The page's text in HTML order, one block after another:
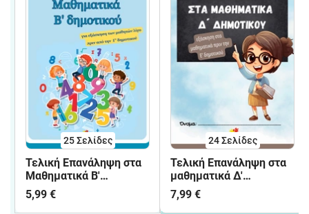
25Σελίδες
Τελική Επανάληψη στα
Μαθηματικά Β'
δημοτικού
5,99 €
24Σελίδες
Τελική Επανάληψη στα
μαθηματικά Δ'
δημοτικού
7,99 €